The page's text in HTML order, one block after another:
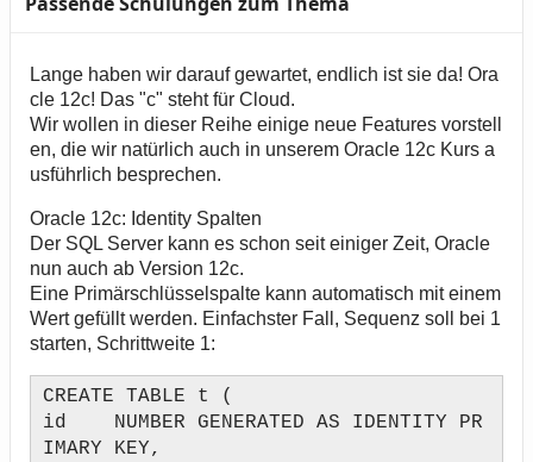
Text
Lange haben wir darauf gewartet, endlich ist sie da! Ora
cle 12c! Das "c" steht für Cloud.
Wir wollen in dieser Reihe einige neue Features vorstell
en, die wir natürlich auch in unserem Oracle 12c Kurs a
usführlich besprechen.
Oracle 12c: Identity Spalten
Der SQL Server kann es schon seit einiger Zeit, Oracle
nun auch ab Version 12c.
Eine Primärschlüsselspalte kann automatisch mit einem
Wert gefüllt werden. Einfachster Fall, Sequenz soll bei 1
starten, Schrittweite 1:
CREATE TABLE t (
id NUMBER GENERATED AS IDENTITY PR
IMARY KEY,